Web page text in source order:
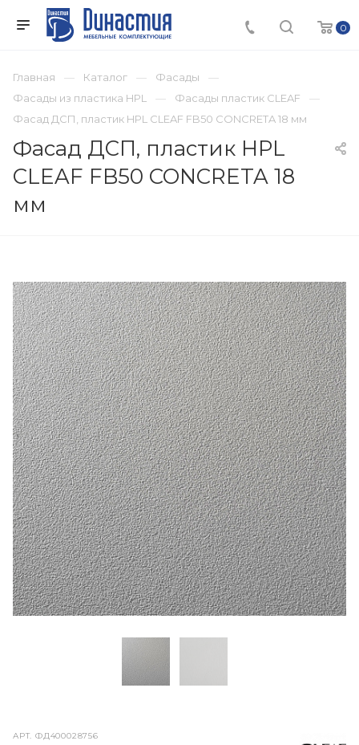
0
Главная Каталог
Фасады
Фасады из пластика HPL
Фасады пластик CLEAF
Фасад ДСП, пластик HPL CLEAF FB50 CONCRETA 18 мм
Фасад ДСП, пластик HPL
CLEAF FB50 CONCRETA 18
мм
АРТ.ФД400028756